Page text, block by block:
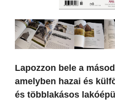
Lapozzon bele a
amelyben hazai és
és többlakásos